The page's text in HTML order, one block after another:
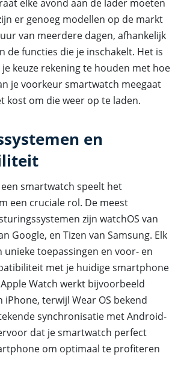
elke avond aan de lader moeten
er genoeg modellen op de markt
van meerdere dagen, afhankelijk
de functies die je inschakelt. Het is
keuze rekening te houden met hoe
je voorkeur smartwatch meegaat
kost om die weer op te laden.
en
smartwatch speelt het
een cruciale rol. De meest
zijn watchOS van
Google, en Tizen van Samsung. Elk
unieke toepassingen en voor- en
met je huidige smartphone
Watch werkt bijvoorbeeld
iPhone, terwijl Wear OS bekend
synchronisatie met Android-
dat je smartwatch perfect
om optimaal te profiteren